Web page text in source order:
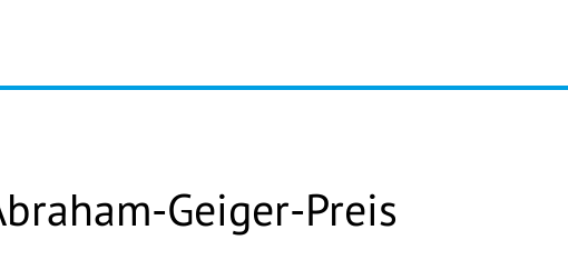
Geiger-Preis